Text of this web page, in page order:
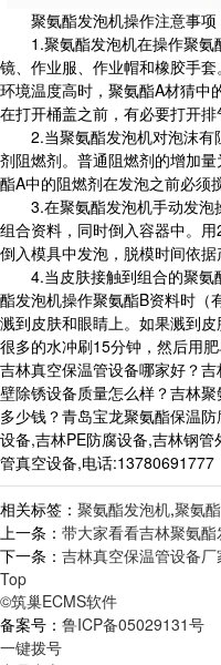
聚氨酯发泡机操作注意事项
1.聚氨酯发泡机在操作聚氨
镜、作业服、作业帽和橡胶手
环境温度高时，聚氨酯A材猜中
在打开桶盖之前，有必要打开排
2.当聚氨酯发泡机对泡沫有
剂阻燃剂。普通阻燃剂的增加
酯A中的阻燃剂在发泡之前必须
3.在聚氨酯发泡机手动发泡
组合资料，同时倒入容器中。
倒入模具中发泡，脱模时间依据
4.当皮肤接触到组合的聚氨
酯发泡机操作聚氨酯B资料时（
溅到皮肤和眼睛上。如果溅到
很多的水冲刷15分钟，然后用肥
吉林真空保温管设备哪家好？
壁除锈设备质量怎么样？吉林
多少钱？青岛宝龙聚氨酯保温
设备,吉林PE防腐设备,吉林钢
管真空设备,电话:13780691777
相关标签： 聚氨酯发泡机,聚氨
上一条： 带大家看看吉林聚氨
下一条： 吉林真空保温管设备
Top
©筑巢ECMS软件
备案号： 鲁ICP备05029131号
一键拨号